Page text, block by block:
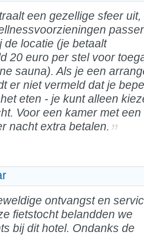
een gezellige sfeer uit,
de locatie (je betaalt
20 euro per stel voor
sauna). Als je een
er niet vermeld dat je
eten - je kunt alleen
Voor een kamer met
nacht extra betalen.
ontvangst en
fietstocht belandden we
bij dit hotel. Ondanks de